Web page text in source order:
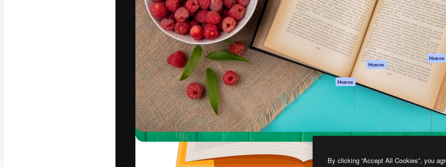
ИИ
Генератор голоса
на основе ИИ
Стоковый контент
MCP для
Claude/ChatGPT
Новое
Агенты Новое
Magnific
Условия и
положения
Политика
Оригиналы Новое
Политика
Центр доверия
Партнеры
Предприятие
By clicking “Accept All Cookies”, you